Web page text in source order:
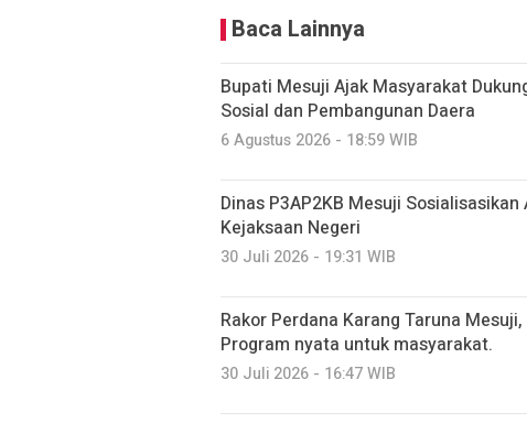
Baca Lainnya
Bupati Mesuji Ajak Masyarakat
Sosial dan Pembangunan Daera
6 Agustus 2026 - 18:59 WIB
Dinas P3AP2KB Mesuji
Kejaksaan Negeri
30 Juli 2026 - 19:31 WIB
Rakor Perdana Karang Taruna
Program nyata untuk masyarakat.
30 Juli 2026 - 16:47 WIB